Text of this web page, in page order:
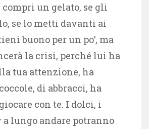
compri un gelato, se gli
se lo metti davanti ai
buono per un po’, ma
la crisi, perché lui ha
tua attenzione, ha
di abbracci, ha
con te. I dolci, i
lungo andare potranno